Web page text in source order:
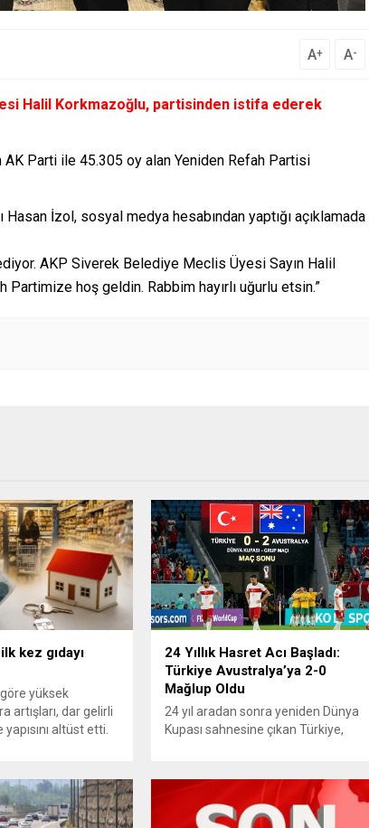
A+ A-
Halil Korkmazoğlu, partisinden istifa ederek
Parti ile 45.305 oy alan Yeniden Refah Partisi
İzol, sosyal medya hesabından yaptığı açıklamada
AKP Siverek Belediye Meclis Üyesi Sayın Halil
hoş geldin. Rabbim hayırlı uğurlu etsin.”
kez gıdayı
yüksek
artışları, dar gelirli
altüst etti.
ulaşarak gıda
bıraktı ve son
çıktı. Türkiye’de
24 Yıllık Hasret Acı Başladı:
Türkiye Avustralya’ya 2-0
Mağlup Oldu
24 yıl aradan sonra yeniden Dünya
Kupası sahnesine çıkan Türkiye,
yapamadı. Ay-yıldızlı ekip, grup
mücadelesinin açılış
karşılaşmasında rakibine 2-0